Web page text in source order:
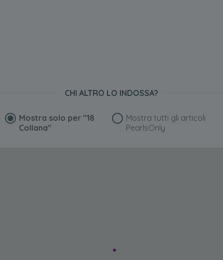
CHI ALTRO LO INDOSSA?
Mostra solo per "18
Collana"
Mostra tutti gli articoli
PearlsOnly